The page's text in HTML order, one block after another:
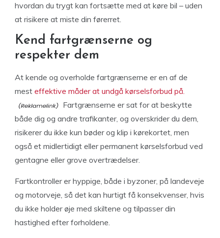
hvordan du trygt kan fortsætte med at køre bil – uden
at risikere at miste din førerret.
Kend fartgrænserne og
respekter dem
At kende og overholde fartgrænserne er en af de
mest effektive måder at undgå kørselsforbud på.
Fartgrænserne er sat for at beskytte
både dig og andre trafikanter, og overskrider du dem,
risikerer du ikke kun bøder og klip i kørekortet, men
også et midlertidigt eller permanent kørselsforbud ved
gentagne eller grove overtrædelser.
Fartkontroller er hyppige, både i byzoner, på landeveje
og motorveje, så det kan hurtigt få konsekvenser, hvis
du ikke holder øje med skiltene og tilpasser din
hastighed efter forholdene.